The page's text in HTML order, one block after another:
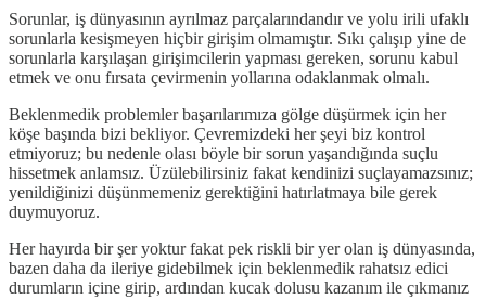
Sorunlar, iş dünyasının ayrılmaz parçalarındandır ve yolu irili ufaklı
sorunlarla kesişmeyen hiçbir girişim olmamıştır. Sıkı çalışıp yine de
sorunlarla karşılaşan girişimcilerin yapması gereken, sorunu kabul
etmek ve onu fırsata çevirmenin yollarına odaklanmak olmalı.
Beklenmedik problemler başarılarımıza gölge düşürmek için her
köşe başında bizi bekliyor. Çevremizdeki her şeyi biz kontrol
etmiyoruz; bu nedenle olası böyle bir sorun yaşandığında suçlu
hissetmek anlamsız. Üzülebilirsiniz fakat kendinizi suçlayamazsınız;
yenildiğinizi düşünmemeniz gerektiğini hatırlatmaya bile gerek
duymuyoruz.
Her hayırda bir şer yoktur fakat pek riskli bir yer olan iş dünyasında,
bazen daha da ileriye gidebilmek için beklenmedik rahatsız edici
durumların içine girip, ardından kucak dolusu kazanım ile çıkmanız